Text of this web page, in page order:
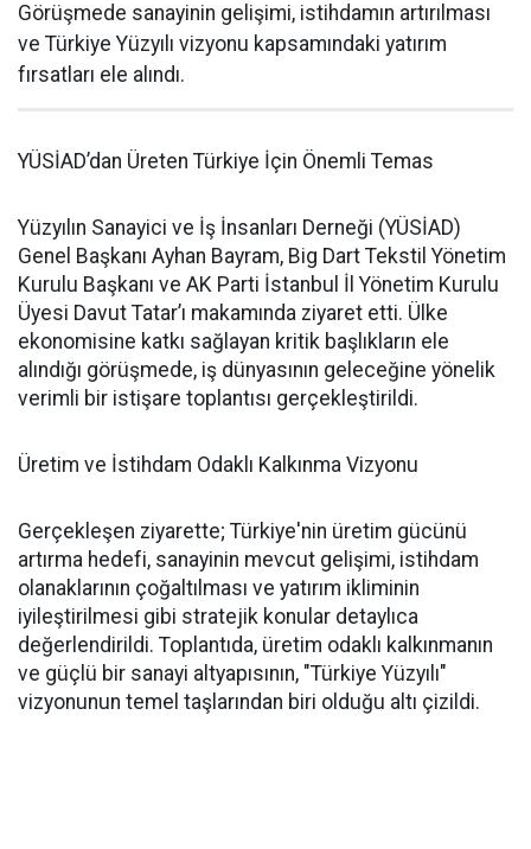
Görüşmede sanayinin gelişimi, istihdamın artırılması
ve Türkiye Yüzyılı vizyonu kapsamındaki yatırım
fırsatları ele alındı.
YÜSİAD’dan Üreten Türkiye İçin Önemli Temas
Yüzyılın Sanayici ve İş İnsanları Derneği (YÜSİAD)
Genel Başkanı Ayhan Bayram, Big Dart Tekstil Yönetim
Kurulu Başkanı ve AK Parti İstanbul İl Yönetim Kurulu
Üyesi Davut Tatar’ı makamında ziyaret etti. Ülke
ekonomisine katkı sağlayan kritik başlıkların ele
alındığı görüşmede, iş dünyasının geleceğine yönelik
verimli bir istişare toplantısı gerçekleştirildi.
Üretim ve İstihdam Odaklı Kalkınma Vizyonu
Gerçekleşen ziyarette; Türkiye'nin üretim gücünü
artırma hedefi, sanayinin mevcut gelişimi, istihdam
olanaklarının çoğaltılması ve yatırım ikliminin
iyileştirilmesi gibi stratejik konular detaylıca
değerlendirildi. Toplantıda, üretim odaklı kalkınmanın
ve güçlü bir sanayi altyapısının, "Türkiye Yüzyılı"
vizyonunun temel taşlarından biri olduğu altı çizildi.